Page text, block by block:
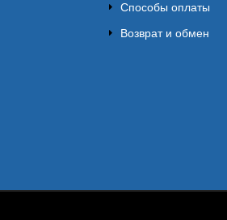
Способы оплаты
Возврат и обмен